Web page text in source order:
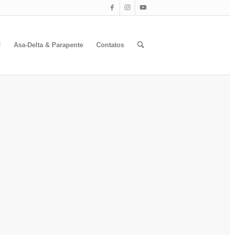
Asa-Delta & Parapente Contatos